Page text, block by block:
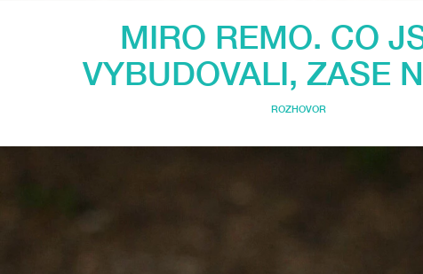
MIRO REMO. CO
VYBUDOVALI, ZASE
ROZHOVOR